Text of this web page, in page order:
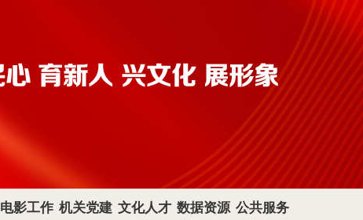
电影工作 机关党建 文化人才 数据资源 公共服务